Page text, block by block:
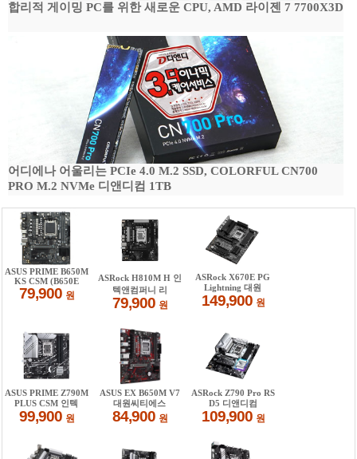
합리적 게이밍 PC를 위한 새로운 CPU, AMD 라이젠 7 7700X3D
어디에나 어울리는 PCIe 4.0 M.2 SSD, COLORFUL CN700
PRO M.2 NVMe 디앤디컴 1TB